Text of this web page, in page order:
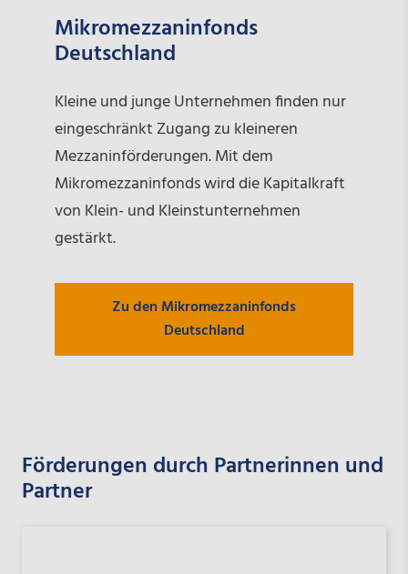
Mikromezzaninfonds
Deutschland
Kleine und junge Unternehmen finden nur
eingeschränkt Zugang zu kleineren
Mezzaninförderungen. Mit dem
Mikromezzaninfonds wird die Kapitalkraft
von Klein- und Kleinstunternehmen
gestärkt.
Zu den Mikromezzaninfonds
Deutschland
Förderungen durch Partnerinnen und
Partner